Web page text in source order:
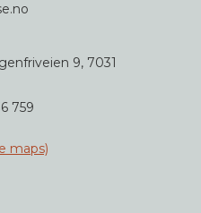
9, 7031
759
maps)